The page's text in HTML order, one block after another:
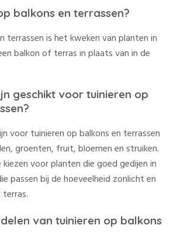
balkons en terrassen?
terrassen is het kweken van planten in
balkon of terras in plaats van in de
geschikt voor tuinieren op
voor tuinieren op balkons en terrassen
groenten, fruit, bloemen en struiken.
voor planten die goed gedijen in
passen bij de hoeveelheid zonlicht en
van tuinieren op balkons